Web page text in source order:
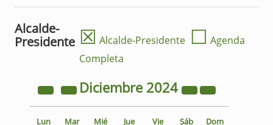
Alcalde-
Presidente ☒ Alcalde-Presidente ☐ Agenda
Completa
Diciembre 2024
Lun Mar Mié Jue Vie Sáb Dom